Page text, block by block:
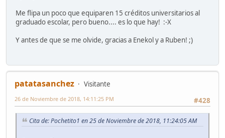
Me flipa un poco que equiparen 15 créditos universitarios al
graduado escolar, pero bueno.... es lo que hay! :-X
Y antes de que se me olvide, gracias a Enekol y a Ruben! ;)
patatasanchez
Visitante
#428
26 de Noviembre de 2018, 14:11:25 PM
Cita de: Pochetito1 en 25 de Noviembre de 2018, 11:24:05 AM